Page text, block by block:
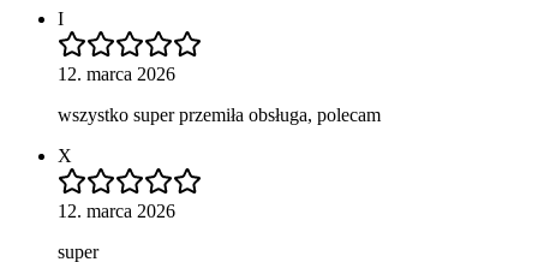
I
12. marca 2026
wszystko super przemiła obsługa, polecam
X
12. marca 2026
super